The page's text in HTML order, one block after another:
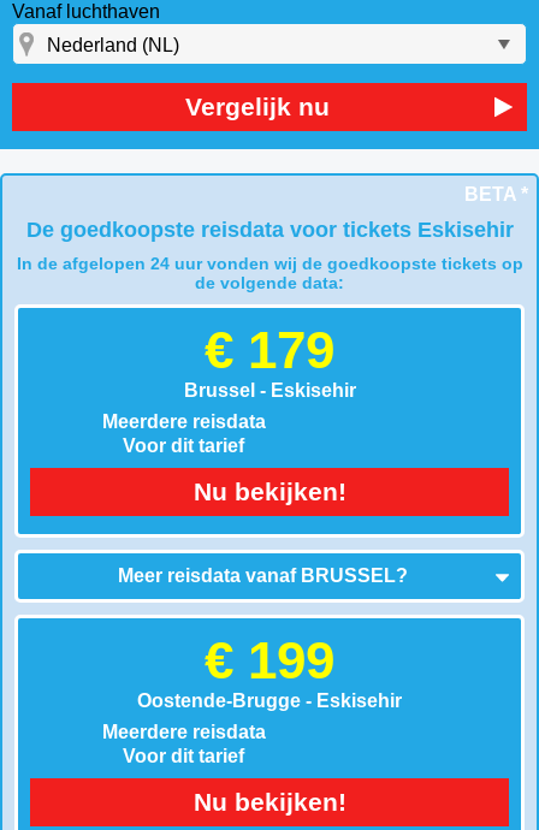
Vanaf luchthaven
Vergelijk nu
BETA *
De goedkoopste reisdata voor tickets Eskisehir
In de afgelopen 24 uur vonden wij de goedkoopste tickets op
de volgende data:
€ 179
Brussel - Eskisehir
Meerdere reisdata
Voor dit tarief
Nu bekijken!
Meer reisdata vanaf BRUSSEL?
€ 199
Oostende-Brugge - Eskisehir
Meerdere reisdata
Voor dit tarief
Nu bekijken!